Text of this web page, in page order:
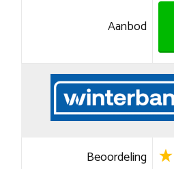
Aanbod
Beoordeling